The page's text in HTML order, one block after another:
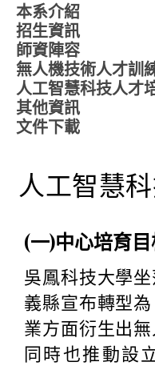
本系介紹
招生資訊
師資陣容
無人機技術人才訓
人工智慧科技人才
其他資訊
文件下載
人工智慧
(一)中心培育
吳鳳科技大學
義縣宣布轉型
業方面衍生出
同時也推動設